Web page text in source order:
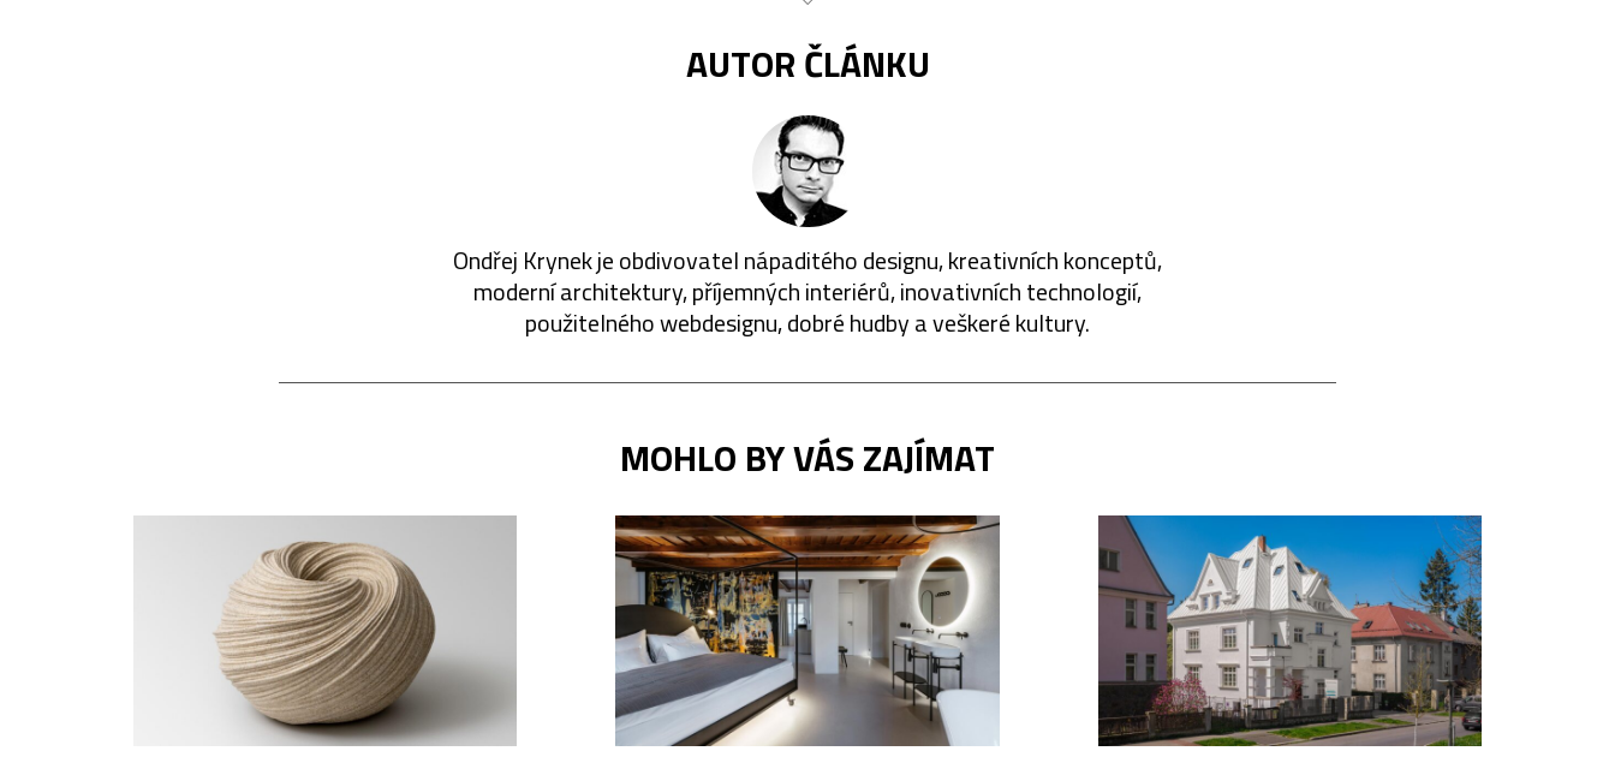
AUTOR ČLÁNKU
Ondřej Krynek je obdivovatel nápaditého designu, kreativních konceptů,
moderní architektury, příjemných interiérů, inovativních technologií,
použitelného webdesignu, dobré hudby a veškeré kultury.
MOHLO BY VÁS ZAJÍMAT